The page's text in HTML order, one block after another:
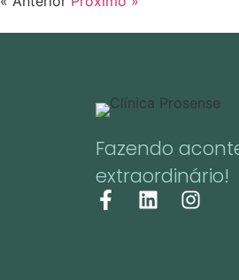
Fazendo
extraordinário!